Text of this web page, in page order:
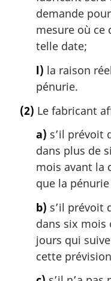
demande
mesure où ce
telle date;
l) la raison
pénurie.
(2) Le fabricant
a) s’il prévoit
dans plus de
mois avant la
que la
b) s’il prévoit
dans six mois
jours qui
cette